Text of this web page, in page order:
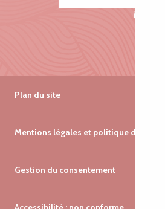
Plan du site
Mentions légales et politique de
Gestion du consentement